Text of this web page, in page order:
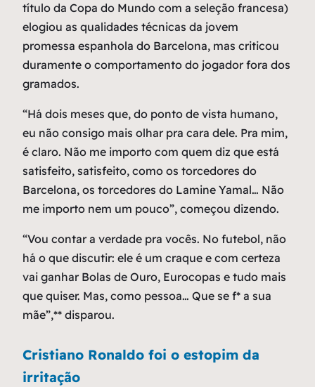
título da Copa do Mundo com a seleção francesa)
elogiou as qualidades técnicas da jovem
promessa espanhola do Barcelona, mas criticou
duramente o comportamento do jogador fora dos
gramados.
“Há dois meses que, do ponto de vista humano,
eu não consigo mais olhar pra cara dele. Pra mim,
é claro. Não me importo com quem diz que está
satisfeito, satisfeito, como os torcedores do
Barcelona, os torcedores do Lamine Yamal… Não
me importo nem um pouco”, começou dizendo.
“Vou contar a verdade pra vocês. No futebol, não
há o que discutir: ele é um craque e com certeza
vai ganhar Bolas de Ouro, Eurocopas e tudo mais
que quiser. Mas, como pessoa… Que se f* a sua
mãe”,** disparou.
Cristiano Ronaldo foi o estopim da
irritação